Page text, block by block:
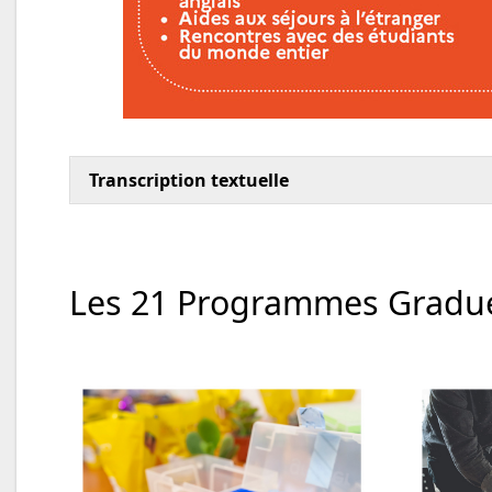
Transcription textuelle
Les 21 Programmes